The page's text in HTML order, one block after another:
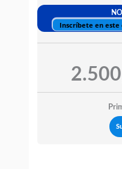
Inscríbete en este